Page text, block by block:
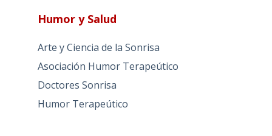
Humor y Salud
Arte y Ciencia de la Sonrisa
Asociación Humor Terapeútico
Doctores Sonrisa
Humor Terapeútico